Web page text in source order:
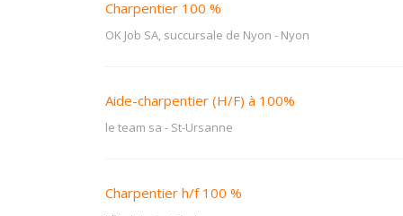
Charpentier 100 %
OK Job SA, succursale de Nyon - Nyon
Aide-charpentier (H/F) à 100%
le team sa - St-Ursanne
Charpentier h/f 100 %